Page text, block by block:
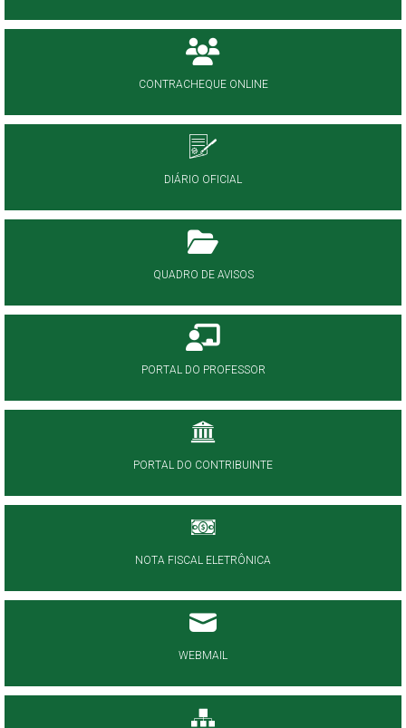
CONTRACHEQUE ONLINE
DIÁRIO OFICIAL
QUADRO DE AVISOS
PORTAL DO PROFESSOR
PORTAL DO CONTRIBUINTE
NOTA FISCAL ELETRÔNICA
WEBMAIL